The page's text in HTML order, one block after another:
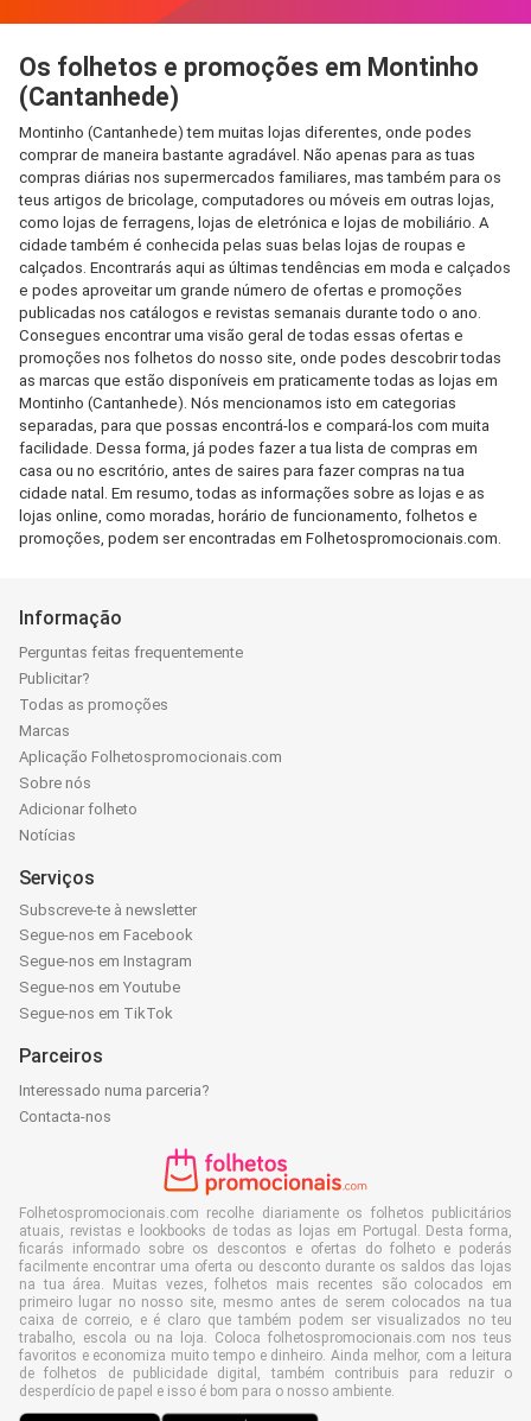
Os folhetos e promoções em Montinho
(Cantanhede)
Montinho (Cantanhede) tem muitas lojas diferentes, onde podes
comprar de maneira bastante agradável. Não apenas para as tuas
compras diárias nos supermercados familiares, mas também para os
teus artigos de bricolage, computadores ou móveis em outras lojas,
como lojas de ferragens, lojas de eletrónica e lojas de mobiliário. A
cidade também é conhecida pelas suas belas lojas de roupas e
calçados. Encontrarás aqui as últimas tendências em moda e calçados
e podes aproveitar um grande número de ofertas e promoções
publicadas nos catálogos e revistas semanais durante todo o ano.
Consegues encontrar uma visão geral de todas essas ofertas e
promoções nos folhetos do nosso site, onde podes descobrir todas
as marcas que estão disponíveis em praticamente todas as lojas em
Montinho (Cantanhede). Nós mencionamos isto em categorias
separadas, para que possas encontrá-los e compará-los com muita
facilidade. Dessa forma, já podes fazer a tua lista de compras em
casa ou no escritório, antes de saires para fazer compras na tua
cidade natal. Em resumo, todas as informações sobre as lojas e as
lojas online, como moradas, horário de funcionamento, folhetos e
promoções, podem ser encontradas em Folhetospromocionais.com.
Informação
Perguntas feitas frequentemente
Publicitar?
Todas as promoções
Marcas
Aplicação Folhetospromocionais.com
Sobre nós
Adicionar folheto
Notícias
Serviços
Subscreve-te à newsletter
Segue-nos em Facebook
Segue-nos em Instagram
Segue-nos em Youtube
Segue-nos em TikTok
Parceiros
Interessado numa parceria?
Contacta-nos
Folhetospromocionais.com recolhe diariamente os folhetos publicitários
atuais, revistas e lookbooks de todas as lojas em Portugal. Desta forma,
ficarás informado sobre os descontos e ofertas do folheto e poderás
facilmente encontrar uma oferta ou desconto durante os saldos das lojas
na tua área. Muitas vezes, folhetos mais recentes são colocados em
primeiro lugar no nosso site, mesmo antes de serem colocados na tua
caixa de correio, e é claro que também podem ser visualizados no teu
trabalho, escola ou na loja. Coloca folhetospromocionais.com nos teus
favoritos e economiza muito tempo e dinheiro. Ainda melhor, com a leitura
de folhetos de publicidade digital, também contribuis para reduzir o
desperdício de papel e isso é bom para o nosso ambiente.